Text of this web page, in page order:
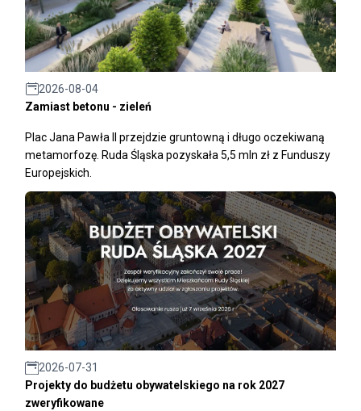
2026-08-04
Zamiast betonu - zieleń
Plac Jana Pawła II przejdzie gruntowną i długo oczekiwaną
metamorfozę. Ruda Śląska pozyskała 5,5 mln zł z Funduszy
Europejskich.
2026-07-31
Projekty do budżetu obywatelskiego na rok 2027
zweryfikowane